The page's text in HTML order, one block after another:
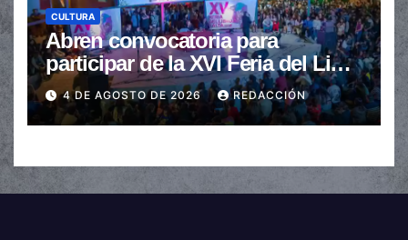
CULTURA
Abren convocatoria para
participar de la XVI Feria del Libro
de Salta
4 DE AGOSTO DE 2026 REDACCIÓN